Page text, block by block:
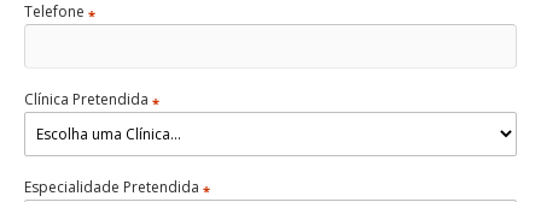
Telefone *
Clínica Pretendida *
Especialidade Pretendida *